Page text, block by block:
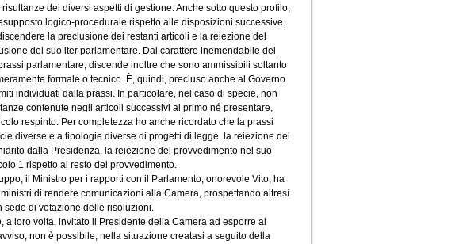
dei diversi aspetti di gestione. Anche sotto questo profilo,
logico-procedurale rispetto alle disposizioni successive.
la preclusione dei restanti articoli e la reiezione del
del suo iter parlamentare. Dal carattere inemendabile del
parlamentare, discende inoltre che sono ammissibili soltanto
formale o tecnico. È, quindi, precluso anche al Governo
individuati dalla prassi. In particolare, nel caso di specie, non
contenute negli articoli successivi al primo né presentare,
respinto. Per completezza ho anche ricordato che la prassi
diverse e a tipologie diverse di progetti di legge, la reiezione del
dalla Presidenza, la reiezione del provvedimento nel suo
1 rispetto al resto del provvedimento.
il Ministro per i rapporti con il Parlamento, onorevole Vito, ha
di rendere comunicazioni alla Camera, prospettando altresì
sede di votazione delle risoluzioni.
loro volta, invitato il Presidente della Camera ad esporre al
non è possibile, nella situazione creatasi a seguito della